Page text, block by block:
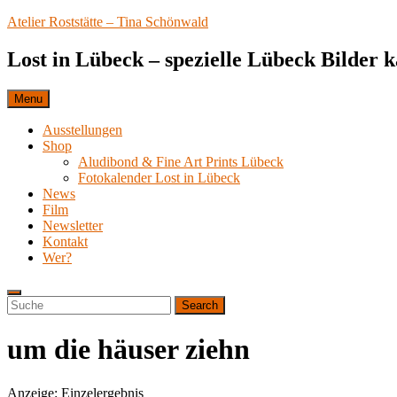
Skip
content
Atelier Roststätte – Tina Schönwald
Lost in Lübeck – spezielle Lübeck Bilder
Menu
Ausstellungen
Shop
Aludibond & Fine Art Prints Lübeck
Fotokalender Lost in Lübeck
News
Film
Newsletter
Kontakt
Wer?
Search
Search
for:
Search
um die häuser ziehn
Anzeige: Einzelergebnis